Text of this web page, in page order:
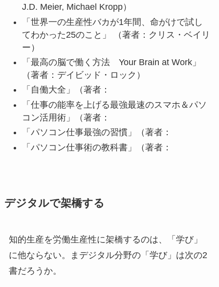
J.D. Meier, Michael Kropp）
「世界一の生産性バカが1年間、命がけで試し
てわかった25のこと」 （著者：クリス・ベイリ
ー）
「最高の脳で働く方法 Your Brain at Work」
（著者：デイビッド・ロック）
「自働大全」（著者：
「仕事の能率を上げる最強最速のスマホ＆パソ
コン活用術」（著者：
「パソコン仕事最強の習慣」（著者：
「パソコン仕事術の教科書」（著者：
デジタルで架橋する
知的生産を労働生産性に架橋するのは、「学び」
に他ならない。まデジタル分野の「学び」は次の2
書だろうか。